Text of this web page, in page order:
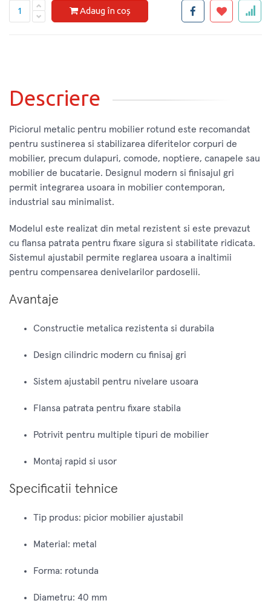
Adaug în coș
Descriere
Piciorul metalic pentru mobilier rotund este recomandat
pentru sustinerea si stabilizarea diferitelor corpuri de
mobilier, precum dulapuri, comode, noptiere, canapele sau
mobilier de bucatarie. Designul modern si finisajul gri
permit integrarea usoara in mobilier contemporan,
industrial sau minimalist.
Modelul este realizat din metal rezistent si este prevazut
cu flansa patrata pentru fixare sigura si stabilitate ridicata.
Sistemul ajustabil permite reglarea usoara a inaltimii
pentru compensarea denivelarilor pardoselii.
Avantaje
Constructie metalica rezistenta si durabila
Design cilindric modern cu finisaj gri
Sistem ajustabil pentru nivelare usoara
Flansa patrata pentru fixare stabila
Potrivit pentru multiple tipuri de mobilier
Montaj rapid si usor
Specificatii tehnice
Tip produs: picior mobilier ajustabil
Material: metal
Forma: rotunda
Diametru: 40 mm